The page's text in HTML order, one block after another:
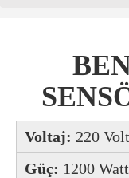
Voltaj: 220 Volt
Güç: 1200 Watt